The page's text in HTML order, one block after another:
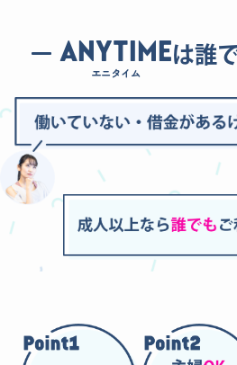
ANYTIME
エニタイム
は誰